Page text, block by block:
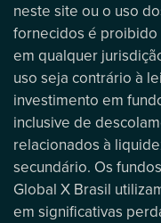
neste site ou o uso
fornecidos é
em qualquer
uso seja contrário à
investimento em
inclusive de
relacionados à
secundário. Os
Global X Brasil
em significativas